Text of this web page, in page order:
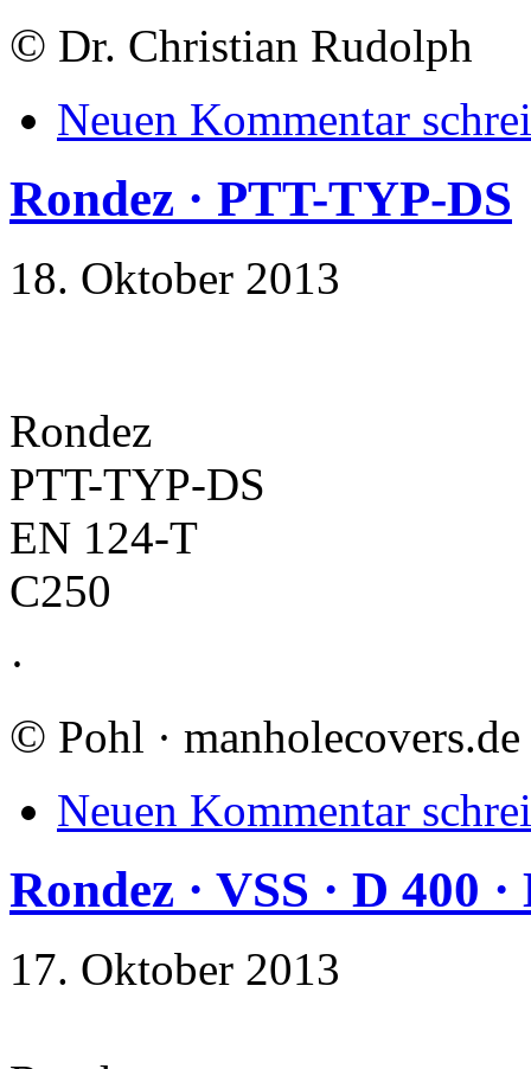
© Dr. Christian Rudolph
Neuen Kommentar
Rondez · PTT-TYP-DS
18. Oktober 2013
Rondez
PTT-TYP-DS
EN 124-T
C250
·
© Pohl · manholecovers.de
Neuen Kommentar
Rondez · VSS · D 400
17. Oktober 2013